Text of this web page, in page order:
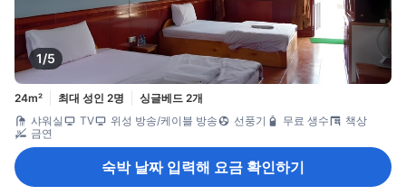
1/5
24m² 최대 성인 2명
싱글베드 2개
샤워실
TV 위성 방송/케이블 방송 선풍기 무료 생수
책상
금연
숙박 날짜 입력해 요금 확인하기